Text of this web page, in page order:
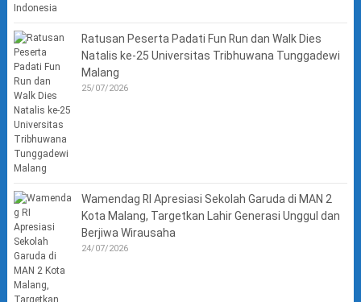
Ratusan Peserta Padati Fun Run dan Walk Dies
Natalis ke-25 Universitas Tribhuwana Tunggadewi
Malang
25/07/2026
Wamendag RI Apresiasi Sekolah Garuda di MAN 2
Kota Malang, Targetkan Lahir Generasi Unggul dan
Berjiwa Wirausaha
24/07/2026